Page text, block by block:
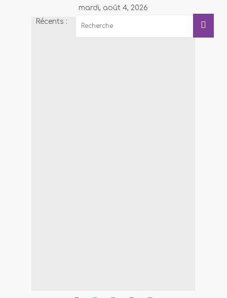
mardi, août 4, 2026
Récents :